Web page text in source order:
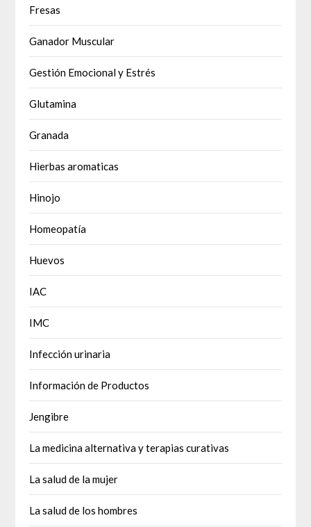
Fresas
Ganador Muscular
Gestión Emocional y Estrés
Glutamina
Granada
Hierbas aromaticas
Hinojo
Homeopatía
Huevos
IAC
IMC
Infección urinaria
Información de Productos
Jengibre
La medicina alternativa y terapias curativas
La salud de la mujer
La salud de los hombres